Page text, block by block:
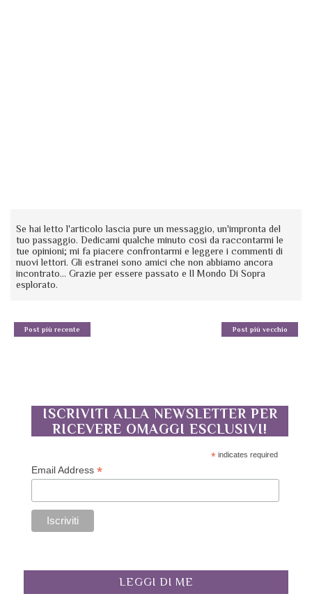
Se hai letto l'articolo lascia pure un messaggio, un'impronta del
tuo passaggio. Dedicami qualche minuto così da raccontarmi le
tue opinioni; mi fa piacere confrontarmi e leggere i commenti di
nuovi lettori. Gli estranei sono amici che non abbiamo ancora
incontrato... Grazie per essere passato e Il Mondo Di Sopra
esplorato.
Post più recente Post più vecchio
ISCRIVITI ALLA NEWSLETTER PER
RICEVERE OMAGGI ESCLUSIVI!
* indicates required
Email Address*
LEGGI DI ME